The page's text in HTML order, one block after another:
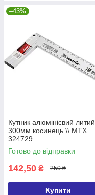
–43%
Кутник алюмінієвий литий
300мм косинець \\ MTX
324729
Готово до відправки
142,50 ₴ 250 ₴
Купити